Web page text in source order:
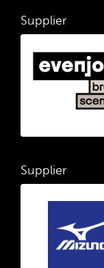
Supplier
Supplier